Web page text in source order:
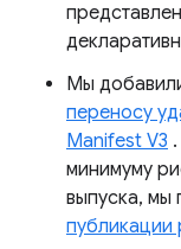
Мы
переносу
Manifest V3
минимуму
выпуска, мы
публикации